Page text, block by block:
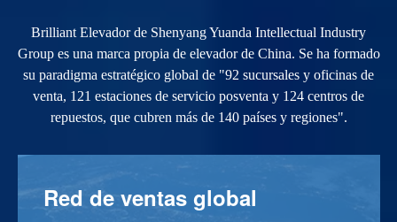
Brilliant Elevador de Shenyang Yuanda Intellectual Industry
Group es una marca propia de elevador de China. Se ha formado
su paradigma estratégico global de "92 sucursales y oficinas de
venta, 121 estaciones de servicio posventa y 124 centros de
repuestos, que cubren más de 140 países y regiones".
Red de ventas global